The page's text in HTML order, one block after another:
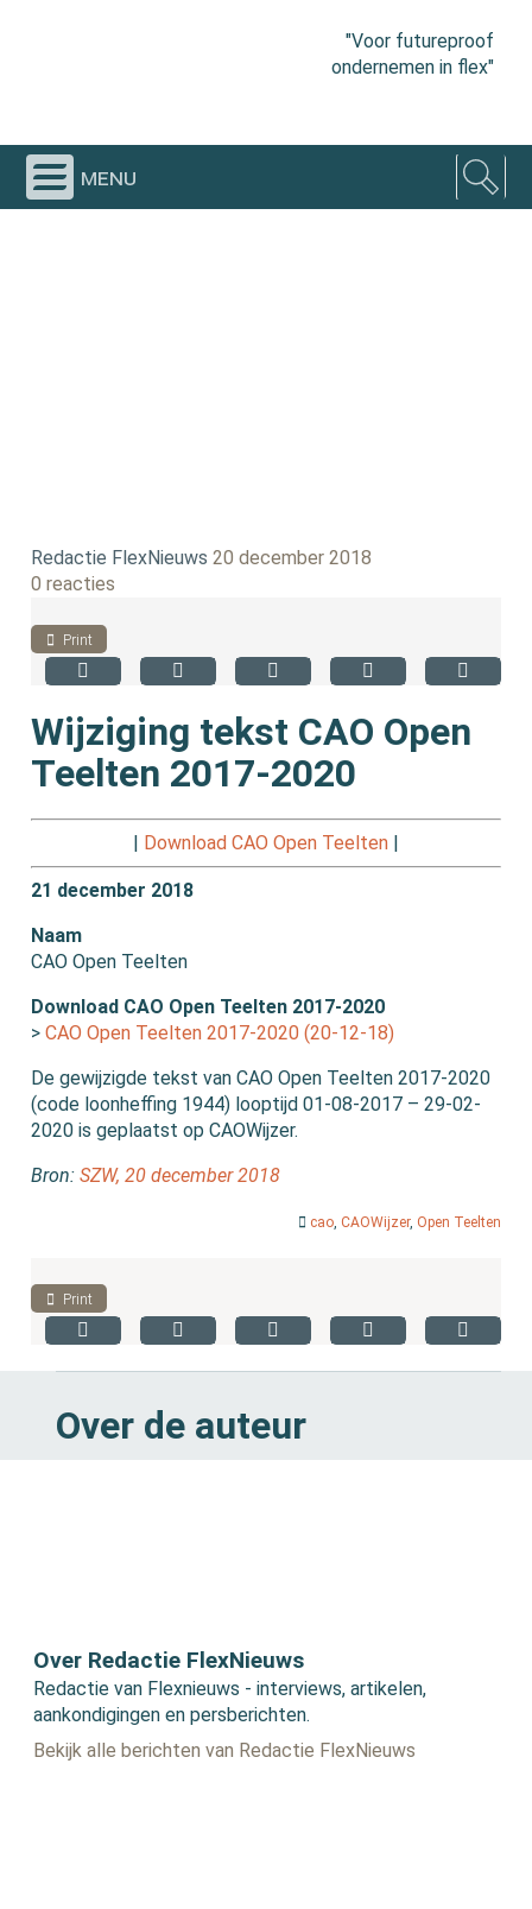
"Voor futureproof
ondernemen in flex"
menu
Redactie FlexNieuws 20 december 2018
0 reacties
Print
Wijziging tekst CAO Open
Teelten 2017-2020
| Download CAO Open Teelten |
21 december 2018
Naam
CAO Open Teelten
Download CAO Open Teelten 2017-2020
>CAO Open Teelten 2017-2020 (20-12-18)
De gewijzigde tekst van CAO Open Teelten 2017-2020
(code loonheffing 1944) looptijd 01-08-2017 – 29-02-
2020 is geplaatst op CAOWijzer.
Bron:SZW, 20 december 2018
cao, CAOWijzer, Open Teelten
Print
Over de auteur
Over Redactie FlexNieuws
Redactie van Flexnieuws - interviews, artikelen,
aankondigingen en persberichten.
Bekijk alle berichten van Redactie FlexNieuws